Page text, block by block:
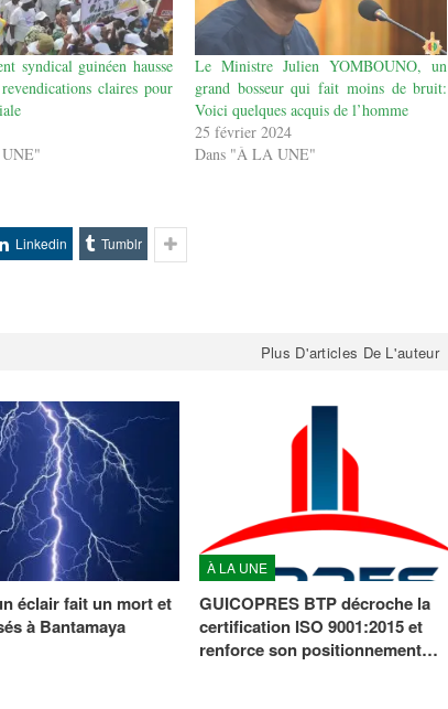
syndical guinéen hausse
claires pour
Le Ministre Julien YOMBOUNO, un
grand bosseur qui fait moins de bruit:
Voici quelques acquis de l’homme
25 février 2024
Dans "À LA UNE"
Linkedin Tumblr
Plus D'articles De L'auteur
éclair fait un mort et
à Bantamaya
À LA UNE
GUICOPRES BTP décroche la
certification ISO 9001:2015 et
renforce son positionnement…